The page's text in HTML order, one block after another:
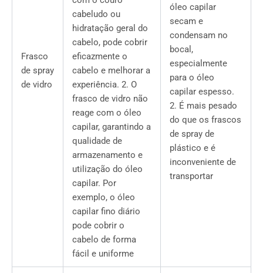
Frasco
de spray
de vidro
cabeludo ou
hidratação geral do
cabelo, pode cobrir
eficazmente o
cabelo e melhorar a
experiência. 2. O
frasco de vidro não
reage com o óleo
capilar, garantindo a
qualidade de
armazenamento e
utilização do óleo
capilar. Por
exemplo, o óleo
capilar fino diário
pode cobrir o
cabelo de forma
fácil e uniforme
óleo capilar
secam e
condensam no
bocal,
especialmente
para o óleo
capilar espesso.
2. É mais pesado
do que os frascos
de spray de
plástico e é
inconveniente de
transportar